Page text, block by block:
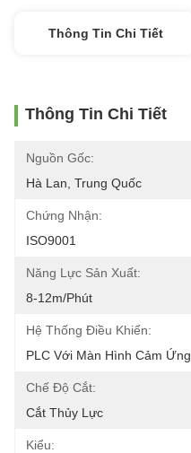
Thông Tin Chi Tiết
Thông Tin Chi Tiết
Nguồn Gốc:
Hà Lan, Trung Quốc
Chứng Nhận:
ISO9001
Năng Lực Sản Xuất:
8-12m/phút
Hệ Thống Điều Khiển:
PLC Với Màn Hình Cảm Ứng
Chế Độ Cắt:
Cắt Thủy Lực
Kiểu: